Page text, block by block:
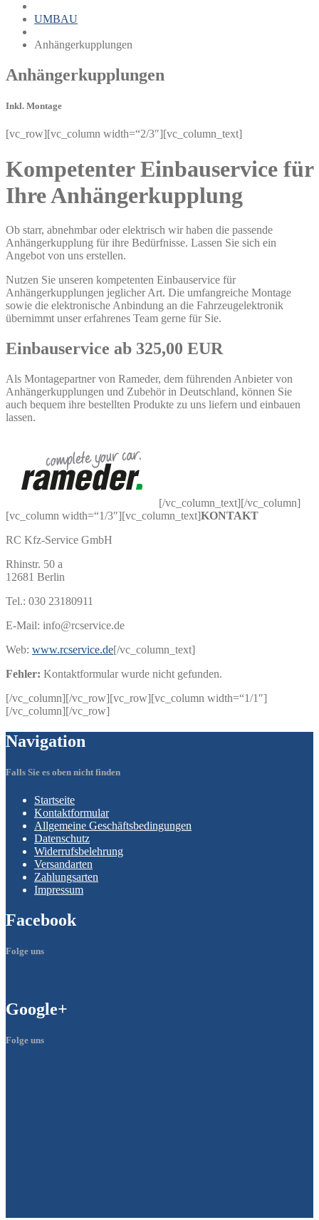
UMBAU
Anhängerkupplungen
Anhängerkupplungen
Inkl. Montage
[vc_row][vc_column width=“2/3″][vc_column_text]
Kompetenter Einbauservice für
Ihre Anhängerkupplung
Ob starr, abnehmbar oder elektrisch wir haben die passende
Anhängerkupplung für ihre Bedürfnisse. Lassen Sie sich ein
Angebot von uns erstellen.
Nutzen Sie unseren kompetenten Einbauservice für
Anhängerkupplungen jeglicher Art. Die umfangreiche Montage
sowie die elektronische Anbindung an die Fahrzeugelektronik
übernimmt unser erfahrenes Team gerne für Sie.
Einbauservice ab 325,00 EUR
Als Montagepartner von Rameder, dem führenden Anbieter von
Anhängerkupplungen und Zubehör in Deutschland, können Sie
auch bequem ihre bestellten Produkte zu uns liefern und einbauen
lassen.
[/vc_column_text][/vc_column]
[vc_column width=“1/3″][vc_column_text]KONTAKT
RC Kfz-Service GmbH
Rhinstr. 50 a
12681 Berlin
Tel.: 030 23180911
E-Mail: info@rcservice.de
Web: www.rcservice.de[/vc_column_text]
Fehler: Kontaktformular wurde nicht gefunden.
[/vc_column][/vc_row][vc_row][vc_column width=“1/1″]
[/vc_column][/vc_row]
Navigation
Falls Sie es oben nicht finden
Startseite
Kontaktformular
Allgemeine Geschäftsbedingungen
Datenschutz
Widerrufsbelehrung
Versandarten
Zahlungsarten
Impressum
Facebook
Folge uns
Google+
Folge uns